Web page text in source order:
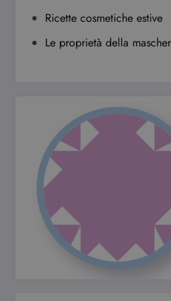
Ricette cosmetiche estive
Le proprietà della